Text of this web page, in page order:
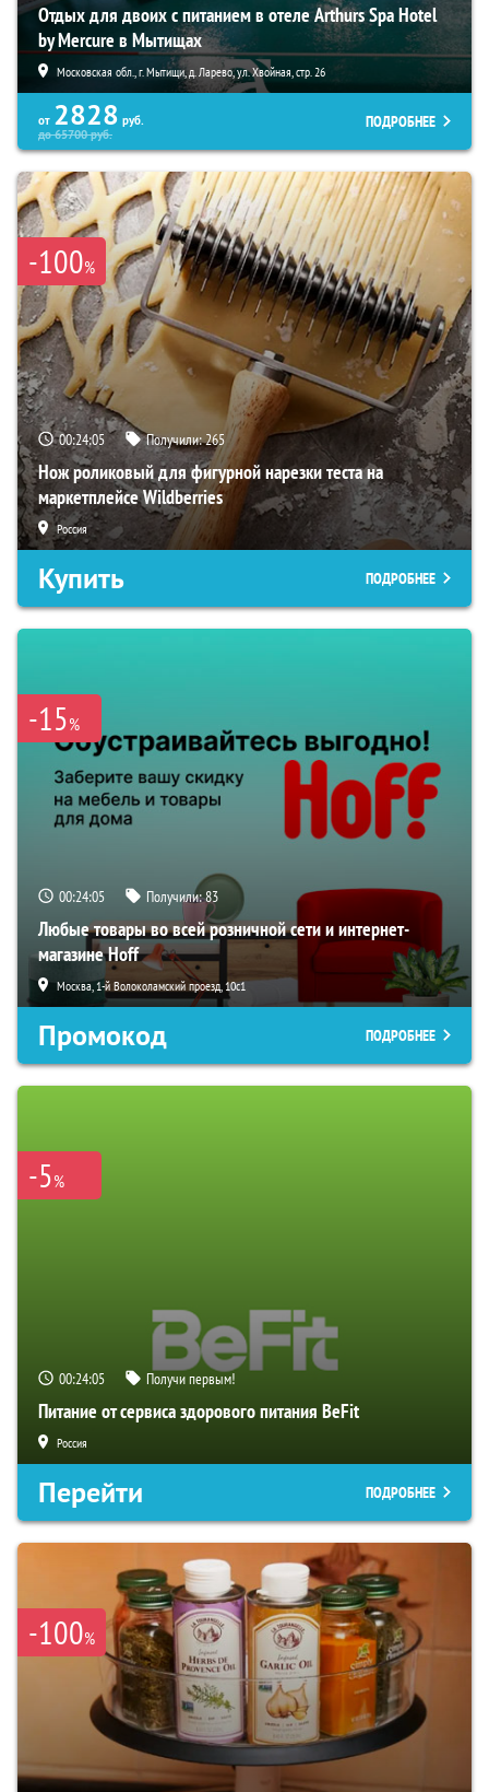
Отдых для двоих с питанием в отеле Arthurs Spa Hotel
by Mercure в Мытищах
Московская обл., г. Мытищи, д. Ларево, ул. Хвойная, стр. 26
от 2828 руб.
до65700руб.
ПОДРОБНЕЕ
-100%
00:24:04 Получили:265
Нож роликовый для фигурной нарезки теста на
маркетплейсе Wildberries
Россия
Купить ПОДРОБНЕЕ
-15%
00:24:04 Получили:83
Любые товары во всей розничной сети и интернет-
магазине Hoff
Москва, 1-й Волоколамский проезд, 10с1
Промокод ПОДРОБНЕЕ
-5%
00:24:04 Получи первым!
Питание от сервиса здорового питания BeFit
Россия
Перейти ПОДРОБНЕЕ
-100%